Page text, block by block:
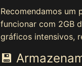
Recomendamos um
funcionar com 2GB
gráficos intensivos,
💾